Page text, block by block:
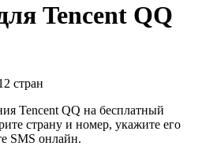
Tencent QQ
стран
Tencent QQ на бесплатный
страну и номер, укажите его
SMS онлайн.